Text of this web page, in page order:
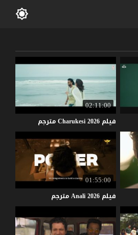
02:11:00
فيلم Charukesi2026 مترجم
01:55:00
فيلم Anali2026 مترجم